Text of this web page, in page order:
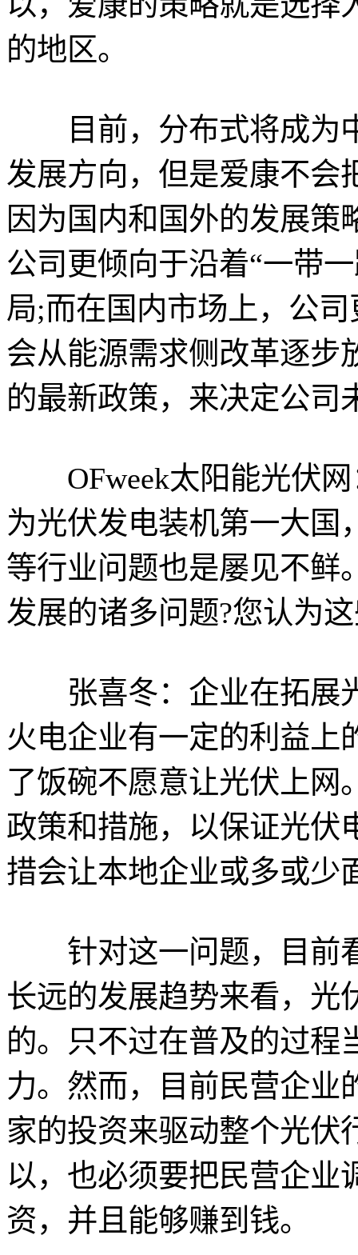
的地区。
目前，分布式将成为
发展方向，但是爱康不会
因为国内和国外的发展
公司更倾向于沿着“一带
局;而在国内市场上，公
会从能源需求侧改革逐步
的最新政策，来决定公司
OFweek太阳能光伏网
为光伏发电装机第一大国
等行业问题也是屡见不鲜
发展的诸多问题?您认为
张喜冬：企业在拓展
火电企业有一定的利益上
了饭碗不愿意让光伏上网
政策和措施，以保证光伏
措会让本地企业或多或少
针对这一问题，目前
长远的发展趋势来看，光
的。只不过在普及的过程
力。然而，目前民营企业
家的投资来驱动整个光伏
以，也必须要把民营企业
资，并且能够赚到钱。